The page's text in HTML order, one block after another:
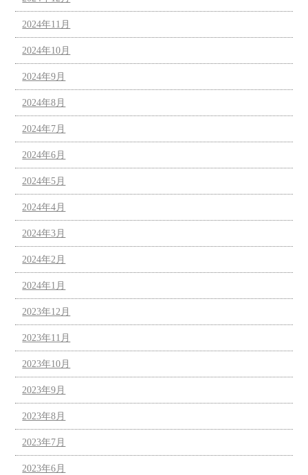
2024年11月
2024年10月
2024年9月
2024年8月
2024年7月
2024年6月
2024年5月
2024年4月
2024年3月
2024年2月
2024年1月
2023年12月
2023年11月
2023年10月
2023年9月
2023年8月
2023年7月
2023年6月